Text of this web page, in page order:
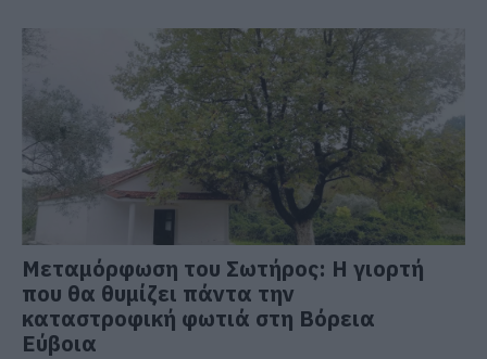
Μεταμόρφωση του Σωτήρος: Η γιορτή
που θα θυμίζει πάντα την
καταστροφική φωτιά στη Βόρεια
Εύβοια